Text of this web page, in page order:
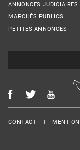
ANNONCES JUDICIAIRES
MARCHÉS PUBLICS
PETITES ANNONCES
Menu Footer
CONTACT